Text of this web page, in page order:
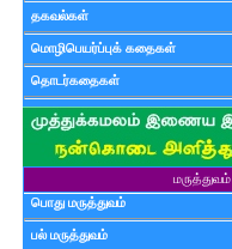
தகவல்கள்
மொழிபெயர்ப்புக் கதைகள்
தொடர்கதைகள்
மருத்துவம்
பொது மருத்துவம்
பல் மருத்துவம்